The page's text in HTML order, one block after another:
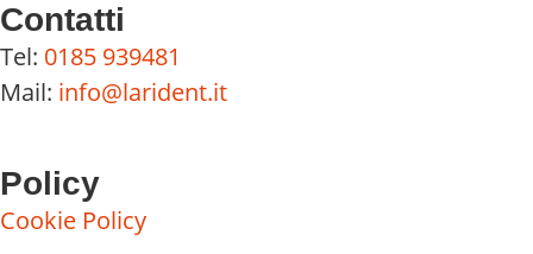
Contatti
Tel: 0185 939481
Mail: info@larident.it
Policy
Cookie Policy